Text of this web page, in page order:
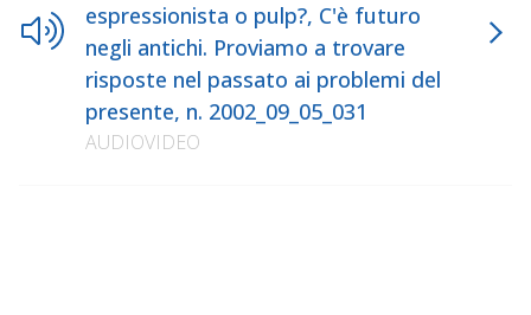
espressionista o pulp?, C'è futuro
negli antichi. Proviamo a trovare
risposte nel passato ai problemi del
presente, n. 2002_09_05_031
AUDIOVIDEO